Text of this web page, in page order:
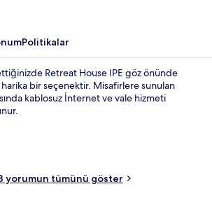
Politikalar
Retreat House IPE göz önünde
bir seçenektir. Misafirlere sunulan
kablosuz İnternet ve vale hizmeti
yorumun tümünü göster